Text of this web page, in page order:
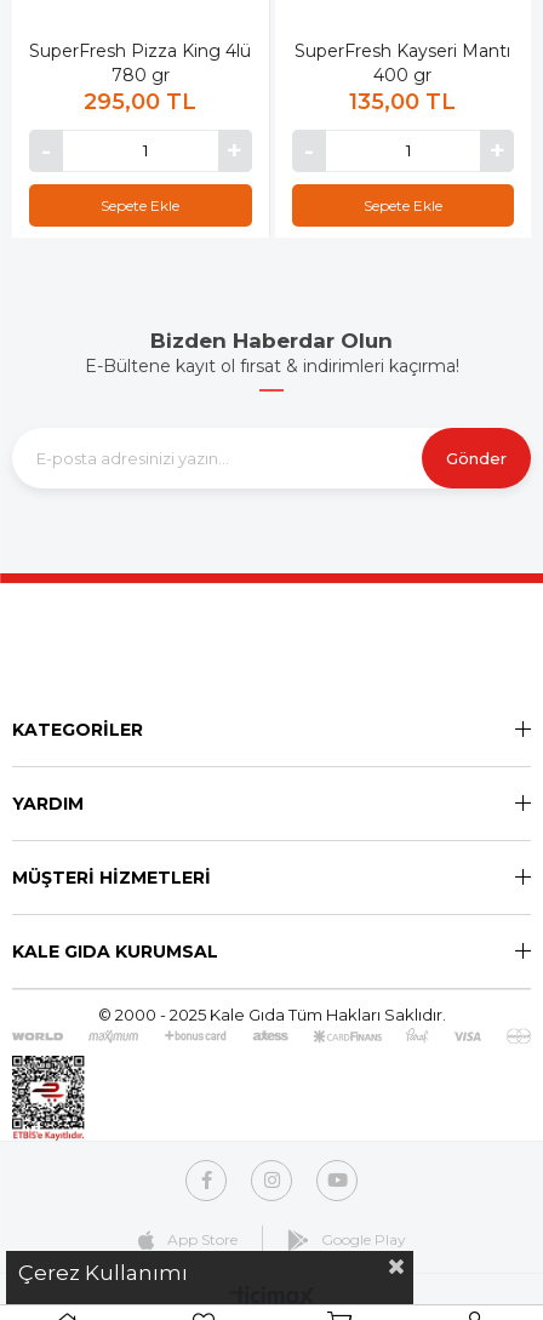
SuperFresh Pizza King 4lü
780 gr
295,00 TL
Sepete Ekle
SuperFresh Kayseri Mantı
400 gr
135,00 TL
Sepete Ekle
Bizden Haberdar Olun
E-Bültene kayıt ol fırsat & indirimleri kaçırma!
Gönder
KATEGORİLER
YARDIM
MÜŞTERİ HİZMETLERİ
KALE GIDA KURUMSAL
© 2000 - 2025 Kale Gıda Tüm Hakları Saklıdır.
App Store Google Play
Çerez Kullanımı